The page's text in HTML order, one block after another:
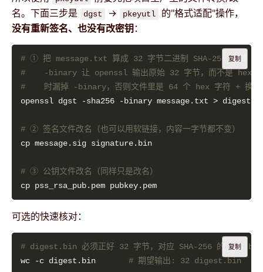
名。下面三步是
dgst → pkeyutl
的"格式适配"操作，
没有重新签名、也没有改密钥 ：
# ① 把 message.txt 算成 32 字节二进制 SHA-256 摘要（关
#    -binary 让 openssl 输出原始 32 字节，而不是 hex
#    时漏掉 -binary，否则文件里是 64 个 hex 字符 + 换行
# ② 签名文件改名（也可以用软链接，内容一字节都不变）
# ③ 公钥文件改名（同样只是改名）
复制
可选的快速核对：
# digest.bin 必须正好 32 字节，对应 SHA-256 的 256 bit
wc -c digest.bin # 期望输出: 32 digest.bin
复制